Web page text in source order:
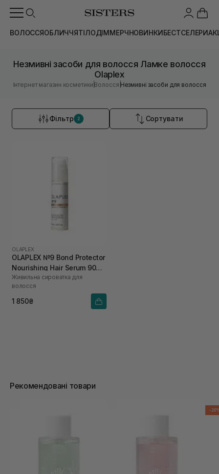
ВОЛОССЯОБЛИЧЧЯТІЛОДІММЕРЧНОВИНКИБЕСТСЕЛЕРИ
Незмивні засоби для волосся Ламке волосся
Olaplex
Інтернет магазин косметики |Волосся |Незмивні засоби для волосся
Фільтр 2 Сортувати
OLAPLEX
OLAPLEX №9 Bond Protector
Nourishing Hair Serum 90
мл
Живильна сироватка для
волосся
1 850₴
Рекомендовані товари
-